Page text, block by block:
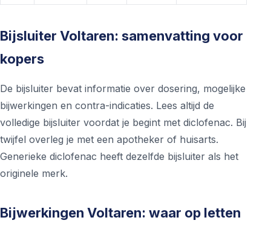
Bijsluiter Voltaren: samenvatting voor
kopers
De bijsluiter bevat informatie over dosering, mogelijke
bijwerkingen en contra-indicaties. Lees altijd de
volledige bijsluiter voordat je begint met diclofenac. Bij
twijfel overleg je met een apotheker of huisarts.
Generieke diclofenac heeft dezelfde bijsluiter als het
originele merk.
Bijwerkingen Voltaren: waar op letten